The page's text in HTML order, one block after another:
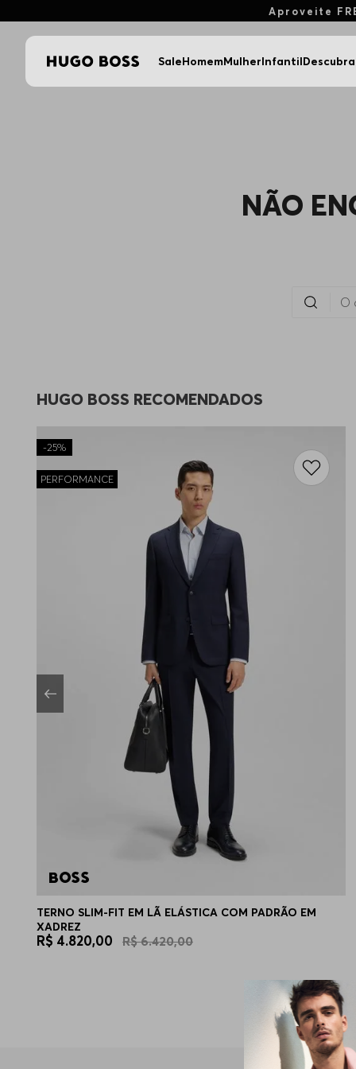
Aproveite
SaleHomemMulherInfantilDescubra
NÃO
O que
HUGO BOSS RECOMENDADOS
-25%
PERFORMANCE
TERNO SLIM-FIT EM LÃ ELÁSTICA COM PADRÃO EM
XADREZ
R$ 4.820,00 R$ 6.420,00